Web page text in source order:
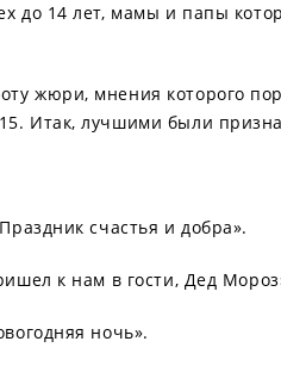
до 14 лет, мамы и папы
жюри, мнения которого
Итак, лучшими были
счастья и добра».
к нам в гости, Дед
ночь».